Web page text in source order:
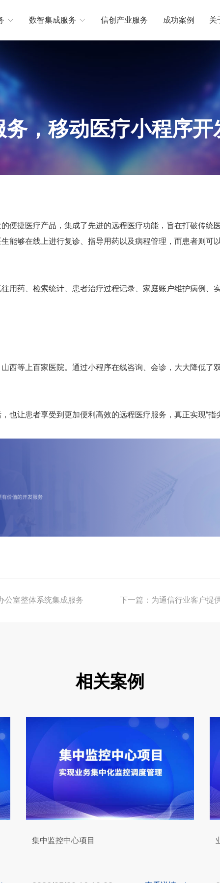
 数智集成服务  信创产业服务 成功案例 关
，移动医疗小程序开
便捷医疗产品，集成了先进的远程医疗功能，旨在打破传统
能够在线上进行复诊、指导用药以及病程管理，而患者则可
用药、检索统计、患者治疗过程记录、家庭账户维护病例、
西等上百家医院。通过小程序在线咨询、会诊，大大降低了
也让患者享受到更加便利高效的远程医疗服务，真正实现“指
公室整体系统集成服务 下一篇：为通信行业客户提
相关案例
集中监控中心项目